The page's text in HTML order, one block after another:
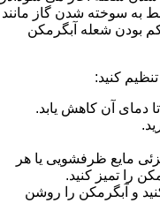
به سوخته شدن گاز مانند
کم بودن شعله آبگرمکن
کنید:
دمای آن کاهش یابد.
مایع ظرفشویی یا هر
را تمیز کنید.
و آبگرمکن را روشن